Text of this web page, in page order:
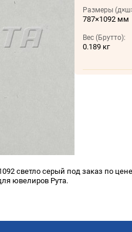
Размеры
787×1092 мм
Вес (Брутто):
0.189 кг
светло серый под заказ по
ювелиров Рута.